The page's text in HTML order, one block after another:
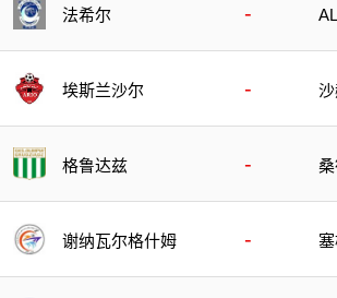
法希尔 -
埃斯兰沙尔 -
格鲁达兹 -
谢纳瓦尔格什姆 -